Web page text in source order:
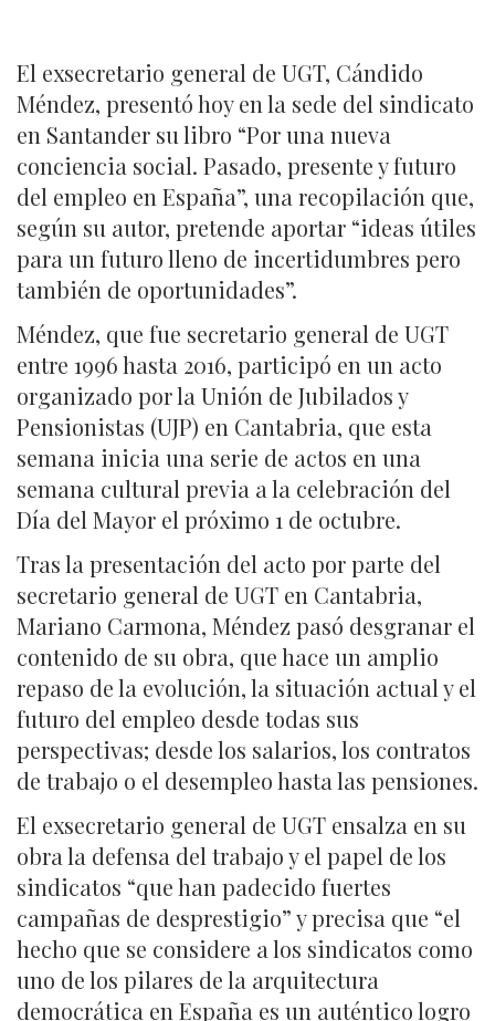
El exsecretario general de UGT, Cándido
Méndez, presentó hoy en la sede del sindicato
en Santander su libro “Por una nueva
conciencia social. Pasado, presente y futuro
del empleo en España”, una recopilación que,
según su autor, pretende aportar “ideas útiles
para un futuro lleno de incertidumbres pero
también de oportunidades”.
Méndez, que fue secretario general de UGT
entre 1996 hasta 2016, participó en un acto
organizado por la Unión de Jubilados y
Pensionistas (UJP) en Cantabria, que esta
semana inicia una serie de actos en una
semana cultural previa a la celebración del
Día del Mayor el próximo 1 de octubre.
Tras la presentación del acto por parte del
secretario general de UGT en Cantabria,
Mariano Carmona, Méndez pasó desgranar el
contenido de su obra, que hace un amplio
repaso de la evolución, la situación actual y el
futuro del empleo desde todas sus
perspectivas; desde los salarios, los contratos
de trabajo o el desempleo hasta las pensiones.
El exsecretario general de UGT ensalza en su
obra la defensa del trabajo y el papel de los
sindicatos “que han padecido fuertes
campañas de desprestigio” y precisa que “el
hecho que se considere a los sindicatos como
uno de los pilares de la arquitectura
democrática en España es un auténtico logro